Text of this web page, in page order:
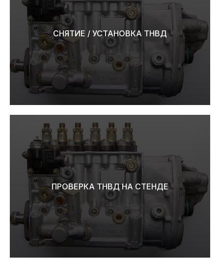
СНЯТИЕ / УСТАНОВКА ТНВД
ПРОВЕРКА ТНВД НА СТЕНДЕ